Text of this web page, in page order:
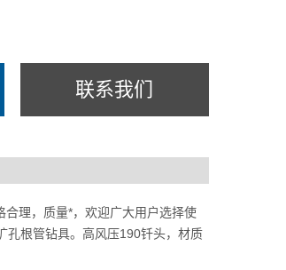
联系我们
理，质量*，欢迎广大用户选择使
孔根管钻具。高风压190钎头，材质